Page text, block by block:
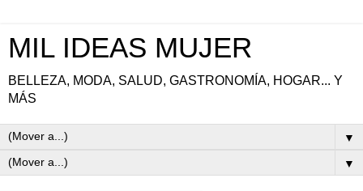
MIL IDEAS MUJER
BELLEZA, MODA, SALUD, GASTRONOMÍA, HOGAR... Y
MÁS
▼
▼